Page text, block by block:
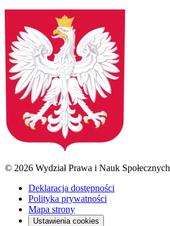
© 2026 Wydział Prawa i Nauk Społecznych
Deklaracja dostępności
Polityka prywatności
Mapa strony
Ustawienia cookies